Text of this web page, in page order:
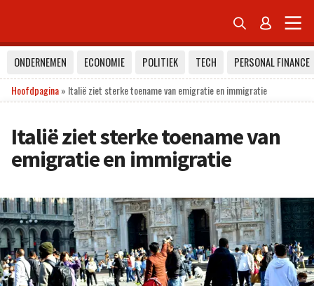
 
ONDERNEMEN ECONOMIE POLITIEK TECH
PERSONAL FINANCE
Hoofdpagina» Italië ziet sterke toename van emigratie en immigratie
Italië ziet sterke toename van
emigratie en immigratie